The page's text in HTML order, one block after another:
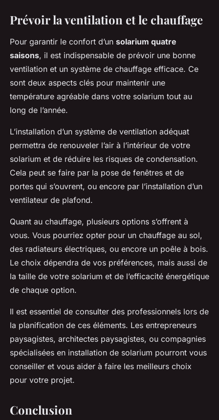
Prévoir la ventilation et le chauffage
Pour garantir le confort d’un solarium quatre
saisons, il est indispensable de prévoir une bonne
ventilation et un système de chauffage efficace. Ce
sont deux aspects clés pour maintenir une
température agréable dans votre solarium tout au
long de l’année.
L’installation d’un système de ventilation adéquat
permettra de renouveler l’air à l’intérieur de votre
solarium et de réduire les risques de condensation.
Cela peut se faire par la pose de fenêtres et de
portes qui s’ouvrent, ou encore par l’installation d’un
ventilateur de plafond.
Quant au chauffage, plusieurs options s’offrent à
vous. Vous pourriez opter pour un chauffage au sol,
des radiateurs électriques, ou encore un poêle à bois.
Le choix dépendra de vos préférences, mais aussi de
la taille de votre solarium et de l’efficacité énergétique
de chaque option.
Il est essentiel de consulter des professionnels lors de
la planification de ces éléments. Les entrepreneurs
paysagistes, architectes paysagistes, ou compagnies
spécialisées en installation de solarium pourront vous
conseiller et vous aider à faire les meilleurs choix
pour votre projet.
Conclusion